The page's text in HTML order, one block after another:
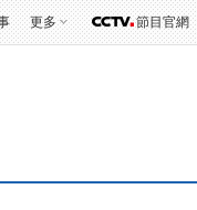
更多 節目官網